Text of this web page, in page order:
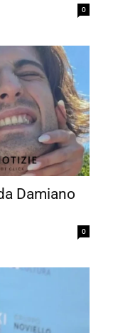
0
Damiano
0